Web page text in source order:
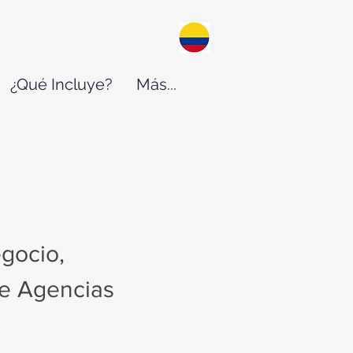
¿Qué Incluye? Más...
Agencias